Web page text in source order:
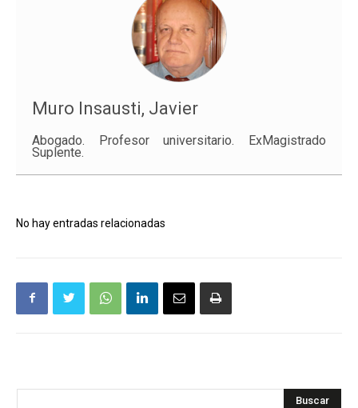
Muro Insausti, Javier
Abogado. Profesor universitario. ExMagistrado
Suplente.
No hay entradas relacionadas
Buscar